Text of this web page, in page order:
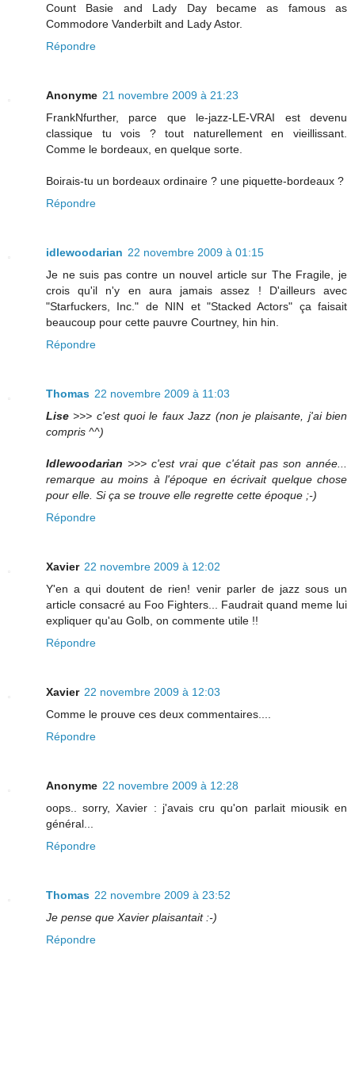
Count Basie and Lady Day became as famous as
Commodore Vanderbilt and Lady Astor.
Répondre
Anonyme 21 novembre 2009 à 21:23
FrankNfurther, parce que le-jazz-LE-VRAI est devenu
classique tu vois ? tout naturellement en vieillissant.
Comme le bordeaux, en quelque sorte.
Boirais-tu un bordeaux ordinaire ? une piquette-bordeaux ?
Répondre
idlewoodarian 22 novembre 2009 à 01:15
Je ne suis pas contre un nouvel article sur The Fragile, je
crois qu'il n'y en aura jamais assez ! D'ailleurs avec
"Starfuckers, Inc." de NIN et "Stacked Actors" ça faisait
beaucoup pour cette pauvre Courtney, hin hin.
Répondre
Thomas 22 novembre 2009 à 11:03
Lise>>> c'est quoi le faux Jazz (non je plaisante, j'ai bien
compris ^^)
Idlewoodarian >>> c'est vrai que c'était pas son année...
remarque au moins à l'époque en écrivait quelque chose
pour elle. Si ça se trouve elle regrette cette époque ;-)
Répondre
Xavier 22 novembre 2009 à 12:02
Y'en a qui doutent de rien! venir parler de jazz sous un
article consacré au Foo Fighters... Faudrait quand meme lui
expliquer qu'au Golb, on commente utile !!
Répondre
Xavier 22 novembre 2009 à 12:03
Comme le prouve ces deux commentaires....
Répondre
Anonyme 22 novembre 2009 à 12:28
oops.. sorry, Xavier : j'avais cru qu'on parlait miousik en
général...
Répondre
Thomas 22 novembre 2009 à 23:52
Je pense que Xavier plaisantait :-)
Répondre